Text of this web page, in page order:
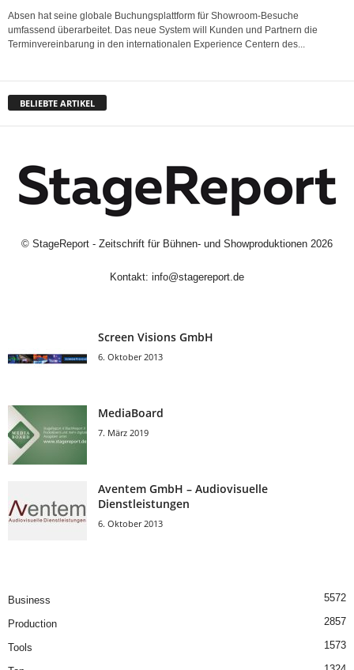
Absen hat seine globale Buchungsplattform für Showroom-Besuche
umfassend überarbeitet. Das neue System will Kunden und Partnern die
Terminvereinbarung in den internationalen Experience Centern des...
BELIEBTE ARTIKEL
© StageReport - Zeitschrift für Bühnen- und Showproduktionen 2026
Kontakt: info@stagereport.de
Screen Visions GmbH
6. Oktober 2013
MediaBoard
7. März 2019
Aventem GmbH – Audiovisuelle
Dienstleistungen
6. Oktober 2013
Business 5572
Production 2857
Tools 1573